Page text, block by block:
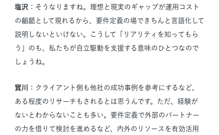
塩沢 ：そうなりますね。理想と現実のギャップが運用コスト
の齟齬として現れるから、要件定義の場できちんと言語化して
説明しないといけない。こうして「リアリティを知ってもら
う」のも、私たちが自立駆動を支援する意味のひとつなので
しょうね。
實川
：クライアント側も他社の成功事例を参考にするなど、
ある程度のリサーチもされるとは思うんです。ただ、経験が
ないとわからないことも多い。要件定義で外部のパートナー
の力を借りて検討を進めるなど、内外のリソースを有効活用